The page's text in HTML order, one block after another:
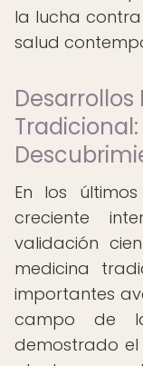
la lucha
salud
En los
creciente
validación
medicina
importantes
campo de
demostrado